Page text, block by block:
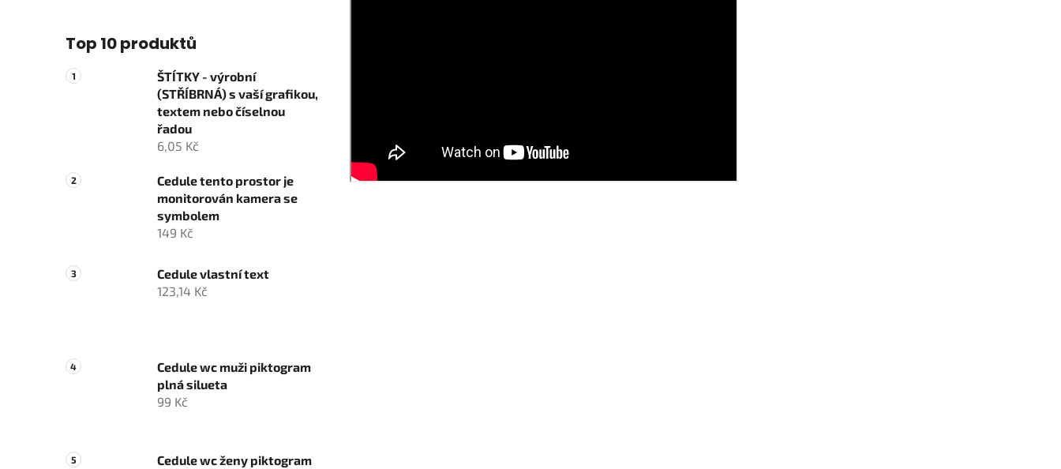
Top 10 produktů
ŠTÍTKY - výrobní
(STŘÍBRNÁ) s vaší grafikou,
textem nebo číselnou
řadou
6,05 Kč
Cedule tento prostor je
monitorován kamera se
symbolem
149 Kč
Cedule vlastní text
123,14 Kč
Cedule wc muži piktogram
plná silueta
99 Kč
Cedule wc ženy piktogram